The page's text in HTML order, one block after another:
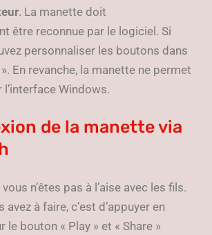
. La manette doit
être reconnue par le logiciel. Si
personnaliser les boutons dans
». En revanche, la manette ne permet
Windows.
de la manette via
n’êtes pas à l’aise avec les fils.
avez à faire, c’est d’appuyer en
le bouton « Play » et « Share »